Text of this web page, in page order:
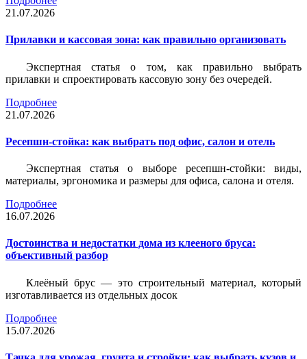
21.07.2026
Прилавки и кассовая зона: как правильно организовать
Экспертная статья о том, как правильно выбрать
прилавки и спроектировать кассовую зону без очередей.
Подробнее
21.07.2026
Ресепшн-стойка: как выбрать под офис, салон и отель
Экспертная статья о выборе ресепшн-стойки: виды,
материалы, эргономика и размеры для офиса, салона и отеля.
Подробнее
16.07.2026
Достоинства и недостатки дома из клееного бруса:
объективный разбор
Клеёный брус — это строительный материал, который
изготавливается из отдельных досок
Подробнее
15.07.2026